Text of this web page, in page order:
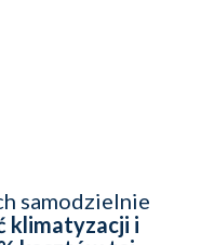
samodzielnie
klimatyzacji i